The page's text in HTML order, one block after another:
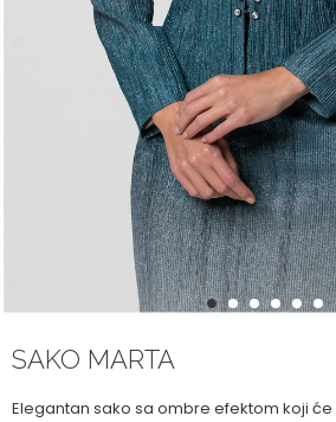
1 2 3 4 5 6
SAKO MARTA
Elegantan sako sa ombre efektom koji